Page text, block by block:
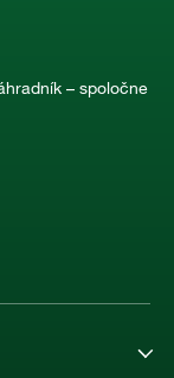
– spoločne